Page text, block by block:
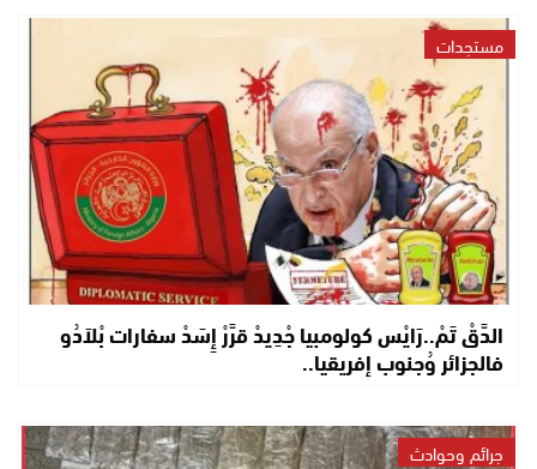
مستجدات
الدَّقْ تَمْ..رَايْس كولومبيا جْدِيدْ قرَّرْ إِسَدْ سفارات بْلاَدُو
فالجزائر وُجنوب إفريقيا..
جرائم وحوادث